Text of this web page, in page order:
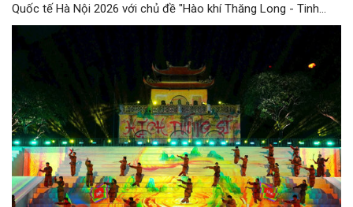
Quốc tế Hà Nội 2026 với chủ đề "Hào khí Thăng Long - Tinh
hoa võ Việt". Lần đầu tiên được tổ chức, Festival đánh dấu
hóa - thể thao mang tầm quốc tế, góp phần tôn vinh truyền
thống thượng võ dân tộc, quảng bá hình ảnh Hà Nội và thúc đẩy
giao lưu văn hóa, thể thao với bạn bè thế giới.